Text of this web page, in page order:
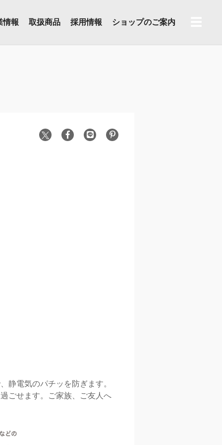
情報 取扱商品 採用情報 ショップのご案内
静電気のパチッを防ぎます。
ごせます。ご家族、ご友人へ